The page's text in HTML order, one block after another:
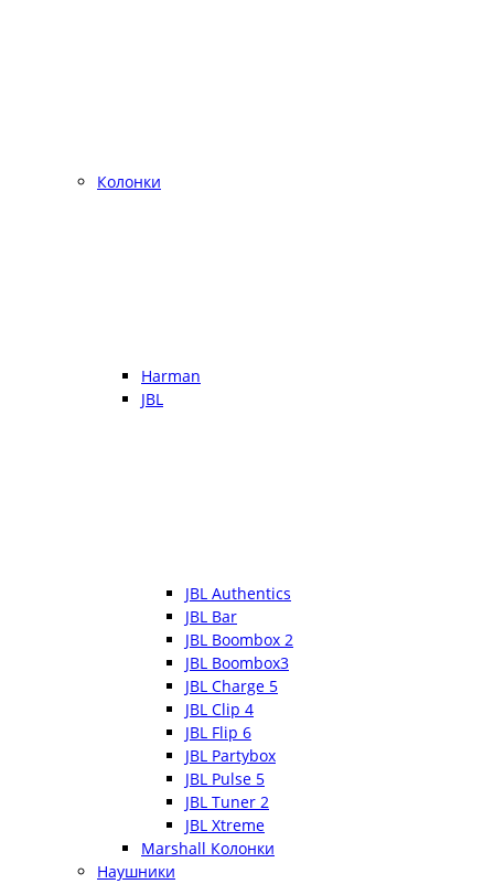
Колонки
Harman
JBL
JBL Authentics
JBL Bar
JBL Boombox 2
JBL Boombox3
JBL Charge 5
JBL Clip 4
JBL Flip 6
JBL Partybox
JBL Pulse 5
JBL Tuner 2
JBL Xtreme
Marshall Колонки
Наушники